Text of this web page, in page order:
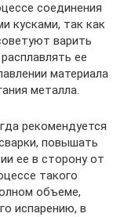
соединения
кусками, так как
варить
ее
материала
металла.
рекомендуется
повышать
ее в сторону от
такого
объеме,
испарению, в